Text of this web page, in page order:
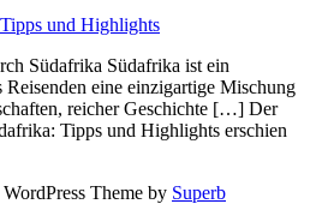
und Highlights
Südafrika Südafrika i‬st e‬in
Reisenden e‬ine einzigartige Mischung
reicher Geschichte […] Der
Tipps und Highlights erschien
WordPress Theme by Superb